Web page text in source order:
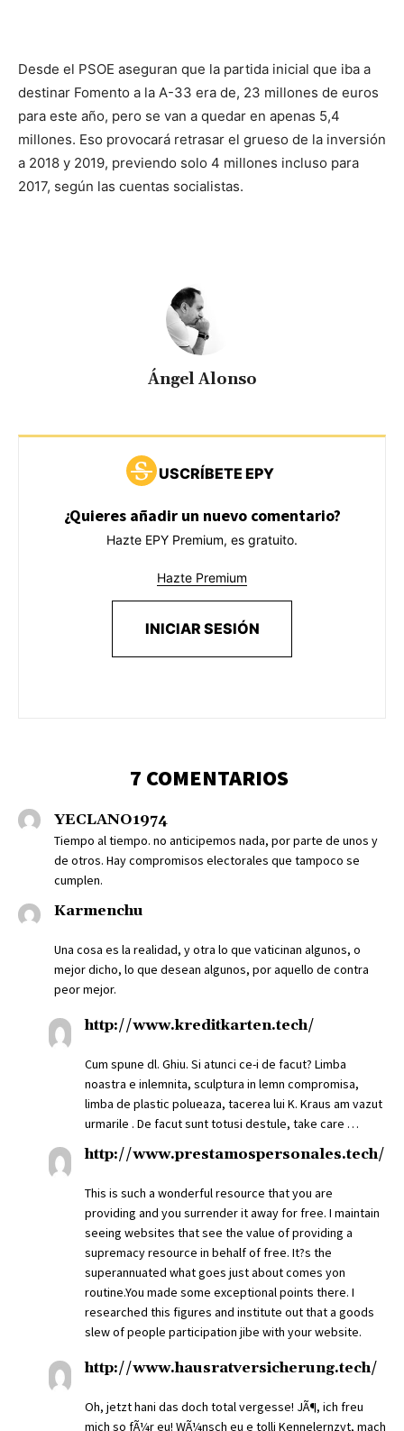
Desde el PSOE aseguran que la partida inicial que iba a
destinar Fomento a la A-33 era de, 23 millones de euros
para este año, pero se van a quedar en apenas 5,4
millones. Eso provocará retrasar el grueso de la inversión
a 2018 y 2019, previendo solo 4 millones incluso para
2017, según las cuentas socialistas.
Ángel Alonso
USCRÍBETE EPY
¿Quieres añadir un nuevo comentario?
Hazte EPY Premium, es gratuito.
Hazte Premium
INICIAR SESIÓN
7 COMENTARIOS
YECLANO1974
Tiempo al tiempo. no anticipemos nada, por parte de unos y
de otros. Hay compromisos electorales que tampoco se
cumplen.
Karmenchu
Una cosa es la realidad, y otra lo que vaticinan algunos, o
mejor dicho, lo que desean algunos, por aquello de contra
peor mejor.
http://www.kreditkarten.tech/
Cum spune dl. Ghiu. Si atunci ce-i de facut? Limba
noastra e inlemnita, sculptura in lemn compromisa,
limba de plastic polueaza, tacerea lui K. Kraus am vazut
urmarile . De facut sunt totusi destule, take care …
http://www.prestamospersonales.tech/
This is such a wonderful resource that you are
providing and you surrender it away for free. I maintain
seeing websites that see the value of providing a
supremacy resource in behalf of free. It?s the
superannuated what goes just about comes yon
routine.You made some exceptional points there. I
researched this figures and institute out that a goods
slew of people participation jibe with your website.
http://www.hausratversicherung.tech/
Oh, jetzt hani das doch total vergesse! JÃ¶, ich freu
mich so fÃ¼r eu! WÃ¼nsch eu e tolli Kennelernzyt, mach